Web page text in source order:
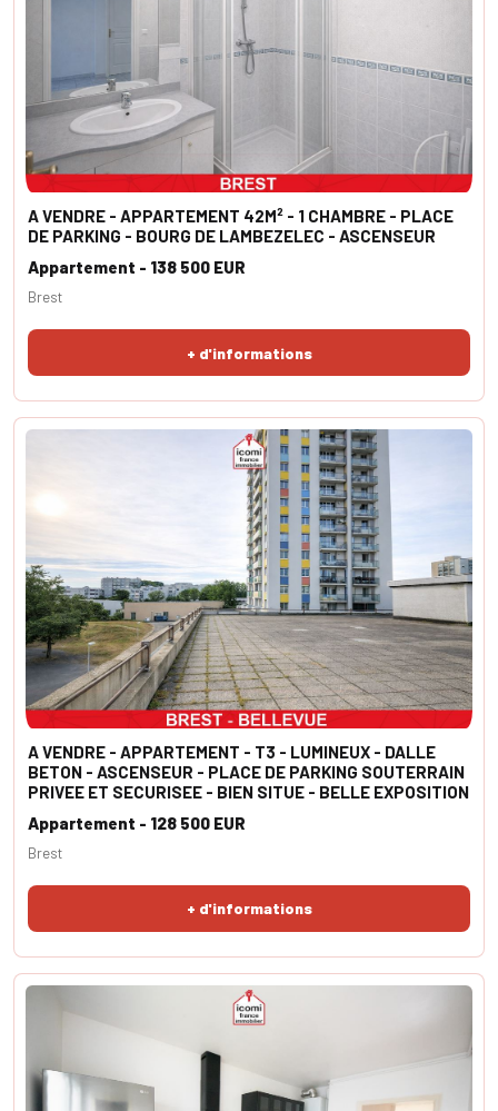
A VENDRE - APPARTEMENT 42M² - 1 CHAMBRE - PLACE
DE PARKING - BOURG DE LAMBEZELEC - ASCENSEUR
Appartement - 138 500 EUR
+ d'informations
Brest
A VENDRE - APPARTEMENT - T3 - LUMINEUX - DALLE
BETON - ASCENSEUR - PLACE DE PARKING SOUTERRAIN
PRIVEE ET SECURISEE - BIEN SITUE - BELLE EXPOSITION
Appartement - 128 500 EUR
+ d'informations
Brest